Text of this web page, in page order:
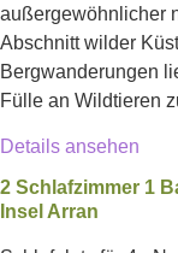
außergewöhnlicher
Abschnitt wilder
Bergwanderungen
Fülle an Wildtieren
Details ansehen
2 Schlafzimmer 1
Insel Arran